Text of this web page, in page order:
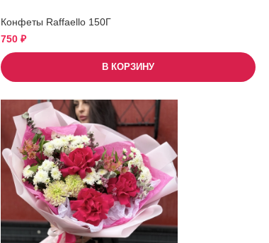
Конфеты Raffaello 150Г
750 ₽
В КОРЗИНУ